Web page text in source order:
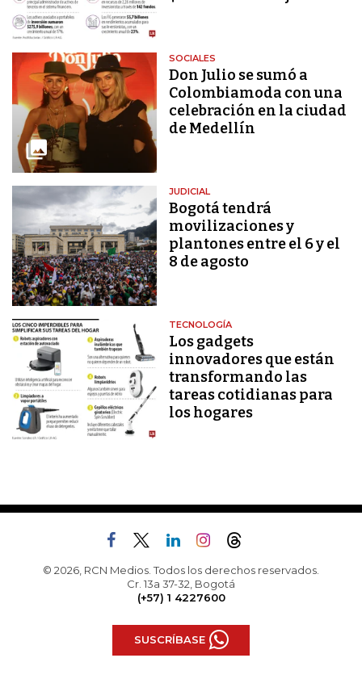
SOCIALES
Don Julio se sumó a
Colombiamoda con una
celebración en la ciudad
de Medellín
JUDICIAL
Bogotá tendrá
movilizaciones y
plantones entre el 6 y el
8 de agosto
TECNOLOGÍA
Los gadgets
innovadores que están
transformando las
tareas cotidianas para
los hogares
© 2026, RCN Medios. Todos los derechos reservados.
Cr. 13a 37-32, Bogotá
(+57) 1 4227600
SUSCRÍBASE